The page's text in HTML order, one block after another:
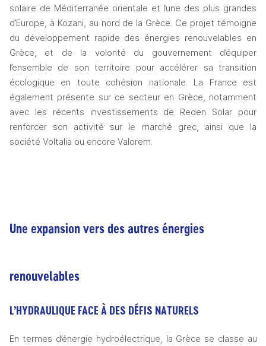
solaire de Méditerranée orientale et l’une des plus grandes
d’Europe, à Kozani, au nord de la Grèce. Ce projet témoigne
du développement rapide des énergies renouvelables en
Grèce, et de la volonté du gouvernement d’équiper
l’ensemble de son territoire pour accélérer sa transition
écologique en toute cohésion nationale. La France est
également présente sur ce secteur en Grèce, notamment
avec les récents investissements de Reden Solar pour
renforcer son activité sur le marché grec, ainsi que la
société Voltalia ou encore Valorem.
Une expansion vers des autres énergies
renouvelables
L’HYDRAULIQUE FACE À DES DÉFIS NATURELS
En termes d’énergie hydroélectrique, la Grèce se classe au